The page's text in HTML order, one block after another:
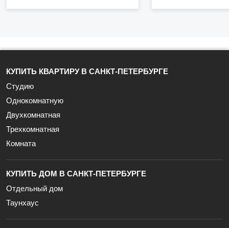
КУПИТЬ КВАРТИРУ В САНКТ-ПЕТЕРБУРГЕ
Студию
Однокомнатную
Двухкомнатная
Трехкомнатная
Комната
КУПИТЬ ДОМ В САНКТ-ПЕТЕРБУРГЕ
Отдельный дом
Таунхаус